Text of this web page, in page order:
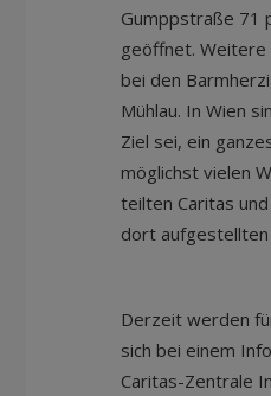
Gumppstraße 71
geöffnet. Weitere
bei den
Mühlau. In Wien
Ziel sei, ein
möglichst vielen
teilten Caritas
dort aufgestellten
Derzeit werden
sich bei einem
Caritas-Zentrale